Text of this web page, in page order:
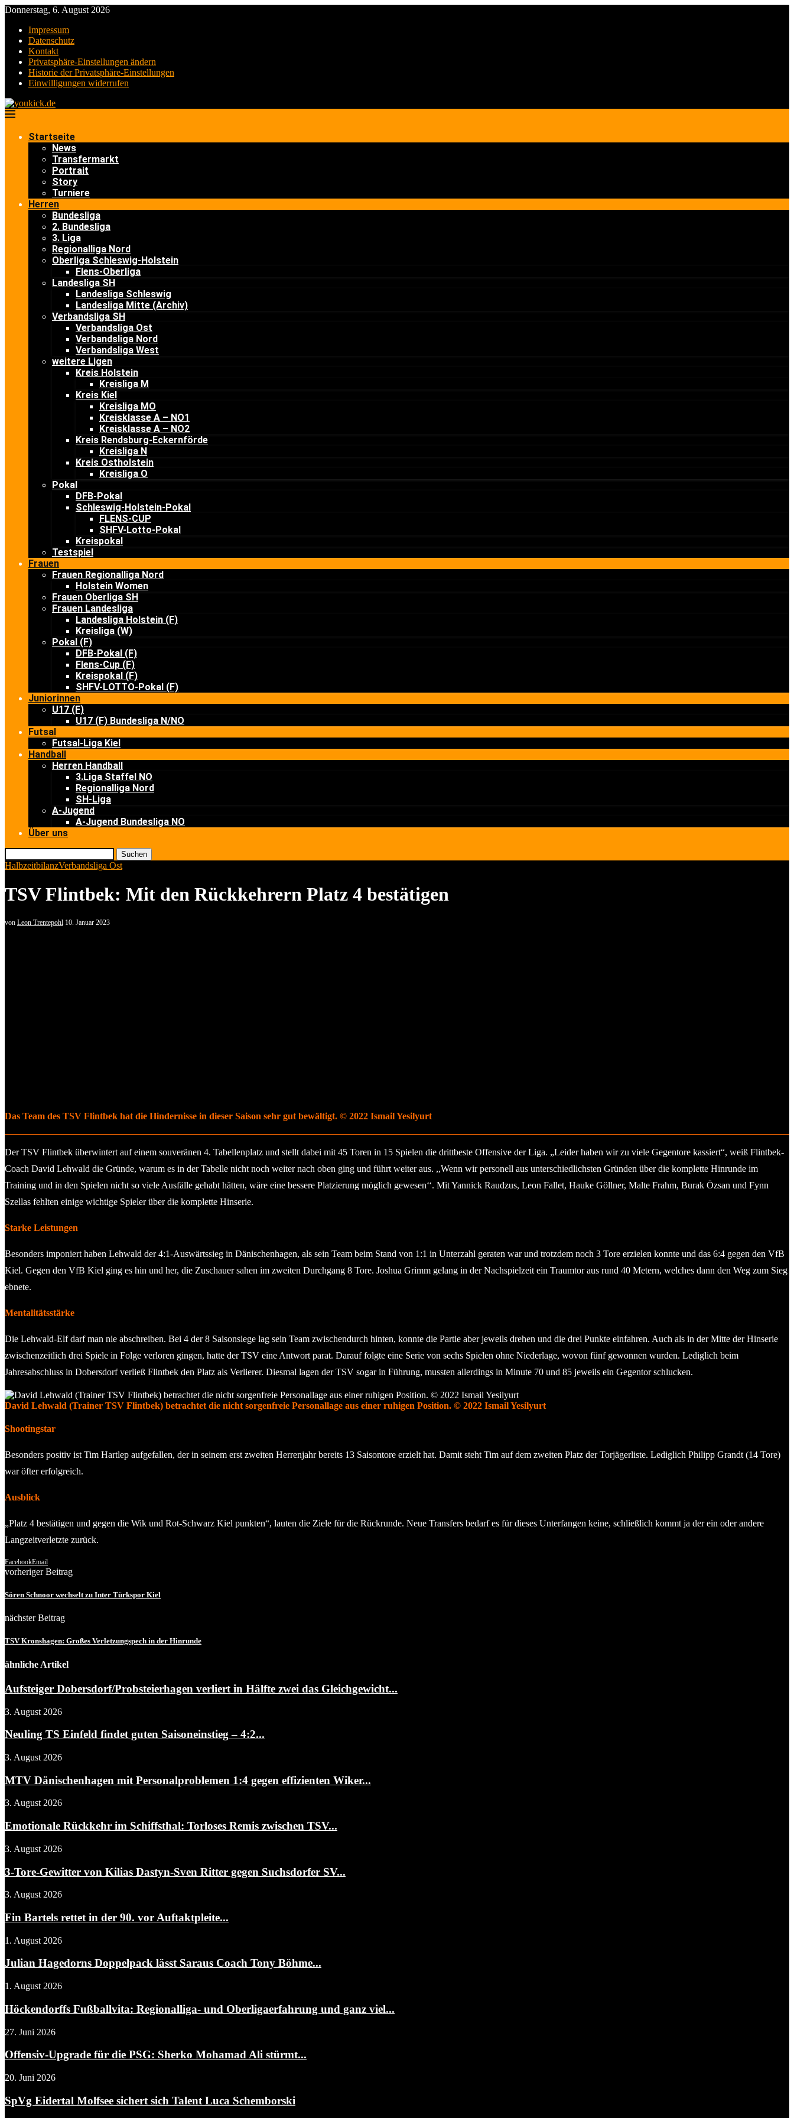
Donnerstag, 6. August 2026
Impressum
Datenschutz
Kontakt
Privatsphäre-Einstellungen ändern
Historie der Privatsphäre-Einstellungen
Einwilligungen widerrufen
Startseite
News
Transfermarkt
Portrait
Story
Turniere
Herren
Bundesliga
2. Bundesliga
3. Liga
Regionalliga Nord
Oberliga Schleswig-Holstein
Flens-Oberliga
Landesliga SH
Landesliga Schleswig
Landesliga Mitte (Archiv)
Verbandsliga SH
Verbandsliga Ost
Verbandsliga Nord
Verbandsliga West
weitere Ligen
Kreis Holstein
Kreisliga M
Kreis Kiel
Kreisliga MO
Kreisklasse A – NO1
Kreisklasse A – NO2
Kreis Rendsburg-Eckernförde
Kreisliga N
Kreis Ostholstein
Kreisliga O
Pokal
DFB-Pokal
Schleswig-Holstein-Pokal
FLENS-CUP
SHFV-Lotto-Pokal
Kreispokal
Testspiel
Frauen
Frauen Regionalliga Nord
Holstein Women
Frauen Oberliga SH
Frauen Landesliga
Landesliga Holstein (F)
Kreisliga (W)
Pokal (F)
DFB-Pokal (F)
Flens-Cup (F)
Kreispokal (F)
SHFV-LOTTO-Pokal (F)
Juniorinnen
U17 (F)
U17 (F) Bundesliga N/NO
Futsal
Futsal-Liga Kiel
Handball
Herren Handball
3.Liga Staffel NO
Regionalliga Nord
SH-Liga
A-Jugend
A-Jugend Bundesliga NO
Über uns
Suchen
HalbzeitbilanzVerbandsliga Ost
TSV Flintbek: Mit den Rückkehrern Platz 4 bestätigen
von Leon Trentepohl 10. Januar 2023
Das Team des TSV Flintbek hat die Hindernisse in dieser Saison sehr gut bewältigt. © 2022 Ismail Yesilyurt
Der TSV Flintbek überwintert auf einem souveränen 4. Tabellenplatz und stellt dabei mit 45 Toren in 15 Spielen die drittbeste Offensive der Liga. „Leider haben wir zu viele Gegentore kassiert“, weiß Flintbek-
Coach David Lehwald die Gründe, warum es in der Tabelle nicht noch weiter nach oben ging und führt weiter aus. ,,Wenn wir personell aus unterschiedlichsten Gründen über die komplette Hinrunde im
Training und in den Spielen nicht so viele Ausfälle gehabt hätten, wäre eine bessere Platzierung möglich gewesen‘‘. Mit Yannick Raudzus, Leon Fallet, Hauke Göllner, Malte Frahm, Burak Özsan und Fynn
Szellas fehlten einige wichtige Spieler über die komplette Hinserie.
Starke Leistungen
Besonders imponiert haben Lehwald der 4:1-Auswärtssieg in Dänischenhagen, als sein Team beim Stand von 1:1 in Unterzahl geraten war und trotzdem noch 3 Tore erzielen konnte und das 6:4 gegen den VfB
Kiel. Gegen den VfB Kiel ging es hin und her, die Zuschauer sahen im zweiten Durchgang 8 Tore. Joshua Grimm gelang in der Nachspielzeit ein Traumtor aus rund 40 Metern, welches dann den Weg zum Sieg
ebnete.
Mentalitätsstärke
Die Lehwald-Elf darf man nie abschreiben. Bei 4 der 8 Saisonsiege lag sein Team zwischendurch hinten, konnte die Partie aber jeweils drehen und die drei Punkte einfahren. Auch als in der Mitte der Hinserie
zwischenzeitlich drei Spiele in Folge verloren gingen, hatte der TSV eine Antwort parat. Darauf folgte eine Serie von sechs Spielen ohne Niederlage, wovon fünf gewonnen wurden. Lediglich beim
Jahresabschluss in Dobersdorf verließ Flintbek den Platz als Verlierer. Diesmal lagen der TSV sogar in Führung, mussten allerdings in Minute 70 und 85 jeweils ein Gegentor schlucken.
David Lehwald (Trainer TSV Flintbek) betrachtet die nicht sorgenfreie Personallage aus einer ruhigen Position. © 2022 Ismail Yesilyurt
Shootingstar
Besonders positiv ist Tim Hartlep aufgefallen, der in seinem erst zweiten Herrenjahr bereits 13 Saisontore erzielt hat. Damit steht Tim auf dem zweiten Platz der Torjägerliste. Lediglich Philipp Grandt (14 Tore)
war öfter erfolgreich.
Ausblick
„Platz 4 bestätigen und gegen die Wik und Rot-Schwarz Kiel punkten“, lauten die Ziele für die Rückrunde. Neue Transfers bedarf es für dieses Unterfangen keine, schließlich kommt ja der ein oder andere
Langzeitverletzte zurück.
FacebookEmail
vorheriger Beitrag
Sören Schnoor wechselt zu Inter Türkspor Kiel
nächster Beitrag
TSV Kronshagen: Großes Verletzungspech in der Hinrunde
ähnliche Artikel
Aufsteiger Dobersdorf/Probsteierhagen verliert in Hälfte zwei das Gleichgewicht...
3. August 2026
Neuling TS Einfeld findet guten Saisoneinstieg – 4:2...
3. August 2026
MTV Dänischenhagen mit Personalproblemen 1:4 gegen effizienten Wiker...
3. August 2026
Emotionale Rückkehr im Schiffsthal: Torloses Remis zwischen TSV...
3. August 2026
3-Tore-Gewitter von Kilias Dastyn-Sven Ritter gegen Suchsdorfer SV...
3. August 2026
Fin Bartels rettet in der 90. vor Auftaktpleite...
1. August 2026
Julian Hagedorns Doppelpack lässt Saraus Coach Tony Böhme...
1. August 2026
Höckendorffs Fußballvita: Regionalliga- und Oberligaerfahrung und ganz viel...
27. Juni 2026
Offensiv-Upgrade für die PSG: Sherko Mohamad Ali stürmt...
20. Juni 2026
SpVg Eidertal Molfsee sichert sich Talent Luca Schemborski